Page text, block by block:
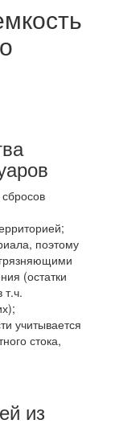
поэтому
(остатки
т.ч.
учитывается
стока,
из